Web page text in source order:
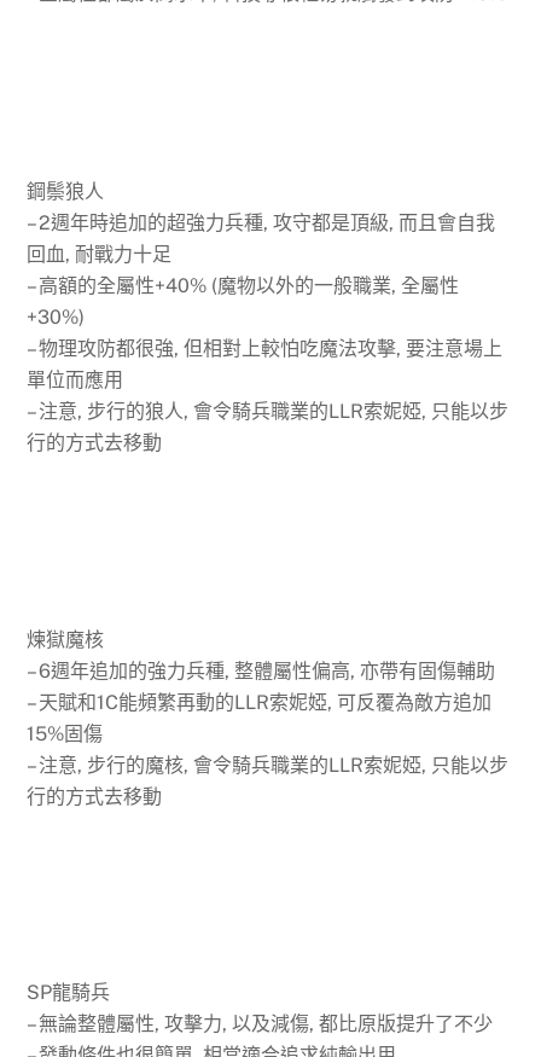
鋼鬃狼人
– 2週年時追加的超強力兵種, 攻守都是頂級, 而且會自我
回血, 耐戰力十足
– 高額的全屬性+40% (魔物以外的一般職業, 全屬性
+30%)
– 物理攻防都很強, 但相對上較怕吃魔法攻擊, 要注意場上
單位而應用
– 注意, 步行的狼人, 會令騎兵職業的LLR索妮婭, 只能以步
行的方式去移動
煉獄魔核
– 6週年追加的強力兵種, 整體屬性偏高, 亦帶有固傷輔助
– 天賦和1C能頻繁再動的LLR索妮婭, 可反覆為敵方追加
15%固傷
– 注意, 步行的魔核, 會令騎兵職業的LLR索妮婭, 只能以步
行的方式去移動
SP龍騎兵
– 無論整體屬性, 攻擊力, 以及減傷, 都比原版提升了不少